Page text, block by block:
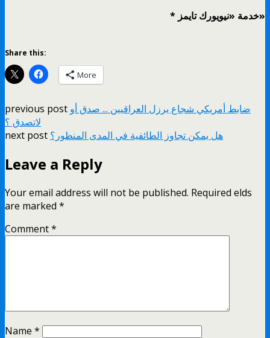
* خدمة «نيويورك تايمز»
Share this:
More
previous post ضابط أمريكي شجاع ير زل العراقيين ... صدق أو
next post هل يمكن تجاوز الطائفية في المدى المنظور؟
Leave a Reply
Your email address will not be published. Required fields
are marked *
Comment*
Name *